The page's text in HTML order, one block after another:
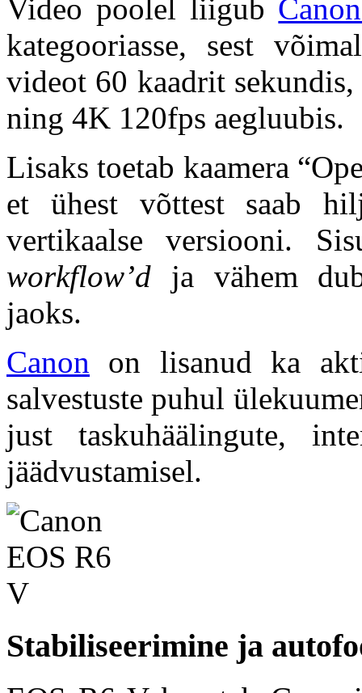
Video poolel liigub
kategooriasse, sest
videot 60 kaadrit sekundis,
ning 4K 120fps aegluubis.
Lisaks toetab kaamera
et ühest võttest saab
vertikaalse versiooni.
workflow’d ja vähem
jaoks.
Canon on lisanud ka
salvestuste puhul
just taskuhäälingute,
jäädvustamisel.
Stabiliseerimine ja